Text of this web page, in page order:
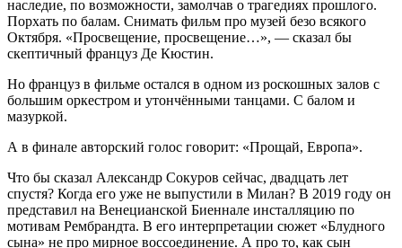
наследие, по возможности, замолчав о трагедиях прошлого.
Порхать по балам. Снимать фильм про музей безо всякого
Октября. «Просвещение, просвещение…», — сказал бы
скептичный француз Де Кюстин.
Но француз в фильме остался в одном из роскошных залов с
большим оркестром и утончёнными танцами. С балом и
мазуркой.
А в финале авторский голос говорит: «Прощай, Европа».
Что бы сказал Александр Сокуров сейчас, двадцать лет
спустя? Когда его уже не выпустили в Милан? В 2019 году он
представил на Венецианской Биеннале инсталляцию по
мотивам Рембрандта. В его интерпретации сюжет «Блудного
сына» не про мирное воссоединение. А про то, как сын